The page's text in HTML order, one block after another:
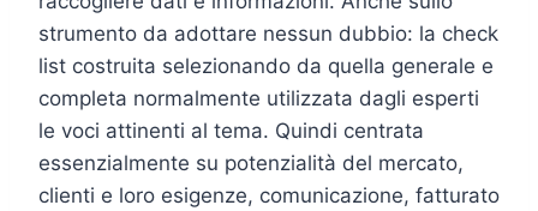
strumento da adottare nessun dubbio: la check
list costruita selezionando da quella generale e
completa normalmente utilizzata dagli esperti
le voci attinenti al tema. Quindi centrata
essenzialmente su potenzialità del mercato,
clienti e loro esigenze, comunicazione, fatturato